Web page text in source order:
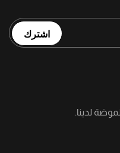
اشترك
لدينا.